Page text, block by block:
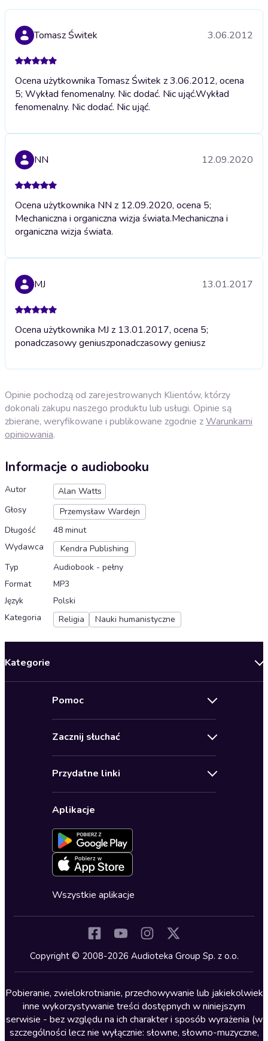
Tomasz Świtek 3.06.2012
Ocena użytkownika Tomasz Świtek z 3.06.2012, ocena
5; Wykład fenomenalny. Nic dodać. Nic ująć.Wykład
fenomenalny. Nic dodać. Nic ująć.
NN 12.09.2020
Ocena użytkownika NN z 12.09.2020, ocena 5;
Mechaniczna i organiczna wizja świata.Mechaniczna i
organiczna wizja świata.
MJ 13.01.2017
Ocena użytkownika MJ z 13.01.2017, ocena 5;
ponadczasowy geniuszponadczasowy geniusz
Opinie pochodzą od zarejestrowanych Klientów, którzy
dokonali zakupu naszego produktu lub usługi. Opinie są
zbierane, weryfikowane i publikowane zgodnie zWarunkami
opiniowania.
Informacje o audiobooku
Autor
Alan Watts
Głosy
Przemysław Wardejn
Długość
48 minut
Wydawca
Kendra Publishing
Typ
Audiobook - pełny
Format
MP3
Język
Polski
Kategoria
Religia Nauki humanistyczne
Kategorie
Biznes, marketing, ekonomia
Dla młodzieży
Kryminały
Lektury szkolne
Literatura anglojęzyczna
Literatura faktu
Literatura obyczajowa
Pomoc
Pomoc
Ustawienia prywatności
Formularz zgłaszania nielegalnych treści
Deklaracja dostępności
Zacznij słuchać
Karnety
Oferta dla firm i bibliotek
Przydatne linki
Dołącz do newslettera
Blog
Zapowiedzi
Cykle audiobooków
Aplikacje
Wszystkie aplikacje
Copyright © 2008-2026 Audioteka Group Sp. z o.o.
Pobieranie, zwielokrotnianie, przechowywanie lub jakiekolwiek
inne wykorzystywanie treści dostępnych w niniejszym
serwisie - bez względu na ich charakter i sposób wyrażenia (w
szczególności lecz nie wyłącznie: słowne, słowno-muzyczne,